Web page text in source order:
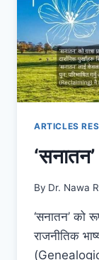
ARTICLES
By Dr. Nawa
‘सनातन’ को
राजनीतिक